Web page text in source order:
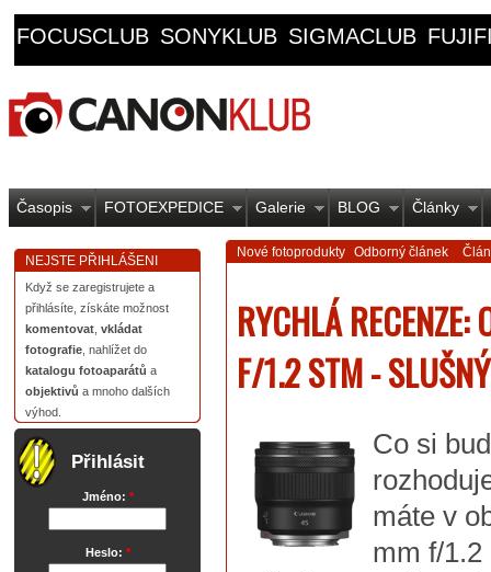
FOCUSCLUB SONYKLUB SIGMACLUB
Časopis FOTOEXPEDICE Galerie BLOG Články
NEJSTE PŘIHLÁŠENI
Když se zaregistrujete a
přihlásíte, získáte možnost
komentovat vkládat
fotografie , nahlížet do
katalogu fotoaparátů a
objektivů a mnoho dalších
výhod.
Přihlásit
Jméno: *
Heslo: *
Nové fotoprodukty Odborný článek
RYCHLÁ
F/1.2 STM -
Co si
máte v
mm f/1.2